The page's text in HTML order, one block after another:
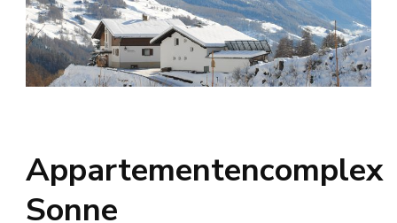
Appartementencomplex
Sonne